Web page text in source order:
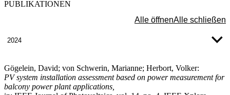
Mehr Inklusion durch smarte KI auf Endgeräten (MIKE)
Mittelgeber:
Für viele Menschen mit Behinderungen ist es sehr schwer auf den
„ersten Arbeitsmarkt“ zu kommen, Inklusion gibt es häufig nicht.
Das Gesamtziel des Projekts ist es, benutzerfreundliche und
PUBLIKATIONEN
Alle öffnenAlle schließen
2024
Gögelein, David; von Schwerin, Marianne; Herbort, Volker:
PV system installation assessment based on power measurement for
balcony power plant applications,